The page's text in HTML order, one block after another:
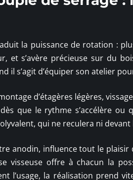
la puissance de rotation :
et s’avère précieuse sur du
il s’agit d’équiper son atelier
d’étagères légères,
que le rythme s’accélère
qui ne reculera ni
anodin, influence tout le
visseuse offre à chacun la
l’usage, la réalisation prend